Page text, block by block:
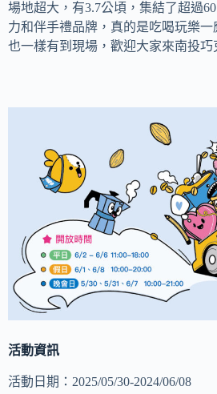
場地超大，有3.7公頃，集結了超過
力和伴手禮品牌，真的是吃喝玩樂
也一樣有到現場，歡迎大家來南投巧
活動資訊
活動日期：2025/05/30-2024/06/08